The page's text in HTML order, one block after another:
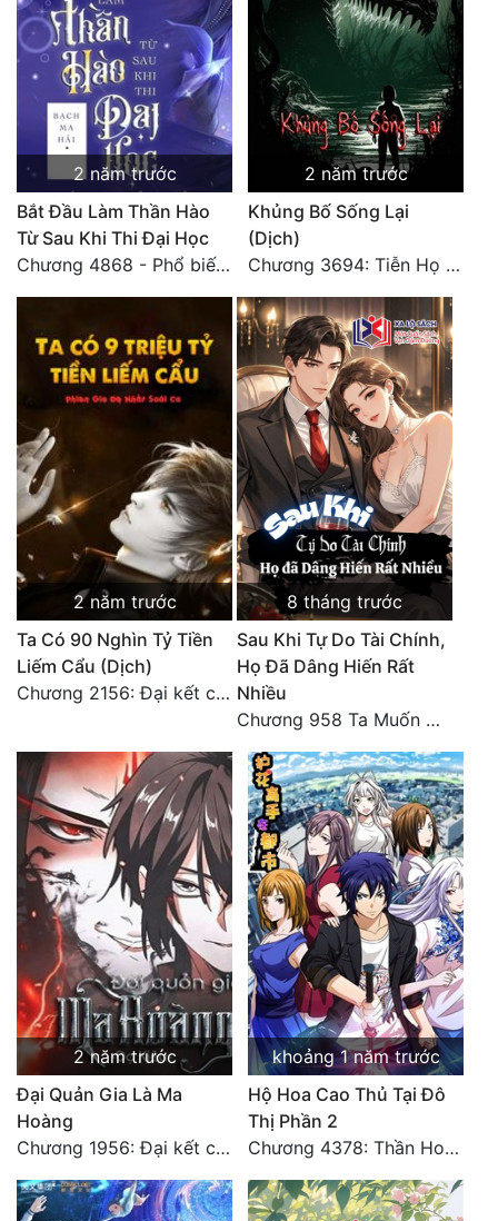
2 năm trước
Bắt Đầu Làm Thần Hào
Từ Sau Khi Thi Đại Học
Chương 4868 - Phổ biến Hạ Quốc tệ!
2 năm trước
Khủng Bố Sống Lại
(Dịch)
Chương 3694: Tiễn Họ Đoạn Đường Cuối - Hoàn
2 năm trước
Ta Có 90 Nghìn Tỷ Tiền
Liếm Cẩu (Dịch)
Chương 2156: Đại kết cục!!!
8 tháng trước
Sau Khi Tự Do Tài Chính,
Họ Đã Dâng Hiến Rất
Nhiều
Chương 958 Ta Muốn Cùng Các Cô Vĩnh Viễn Ở Bên Nhau (2) Hết
2 năm trước
Đại Quản Gia Là Ma
Hoàng
Chương 1956: Đại kết cục
khoảng 1 năm trước
Hộ Hoa Cao Thủ Tại Đô
Thị Phần 2
Chương 4378: Thần Hoàng Hạ Thiên (Đại kết cục) (03)